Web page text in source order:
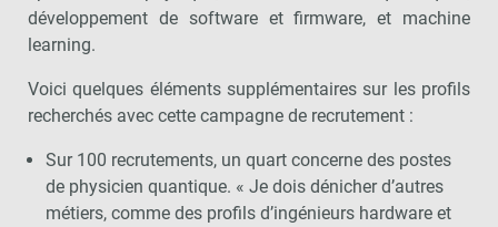
développement de software et firmware, et machine
learning.
Voici quelques éléments supplémentaires sur les profils
recherchés avec cette campagne de recrutement :
Sur 100 recrutements, un quart concerne des postes
de physicien quantique. « Je dois dénicher d’autres
métiers, comme des profils d’ingénieurs hardware et